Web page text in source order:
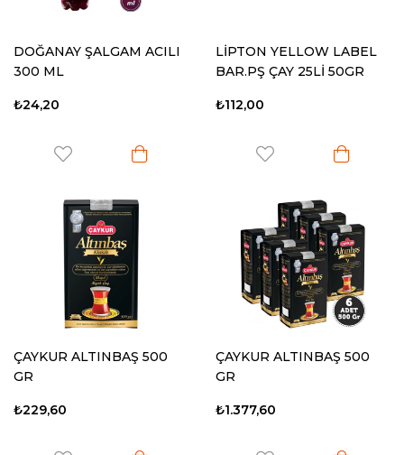
DOĞANAY ŞALGAM ACILI
300 ML
₺24,20
LİPTON YELLOW LABEL
BAR.PŞ ÇAY 25Lİ 50GR
₺112,00
ÇAYKUR ALTINBAŞ 500
GR
₺229,60
ÇAYKUR ALTINBAŞ 500
GR
₺1.377,60